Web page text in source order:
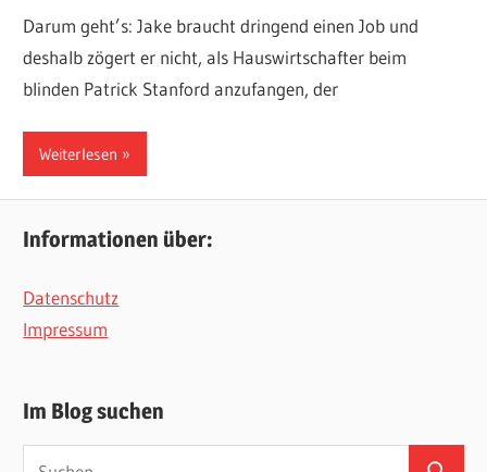
Darum geht’s: Jake braucht dringend einen Job und
deshalb zögert er nicht, als Hauswirtschafter beim
blinden Patrick Stanford anzufangen, der
Weiterlesen
Informationen über:
Datenschutz
Impressum
Im Blog suchen